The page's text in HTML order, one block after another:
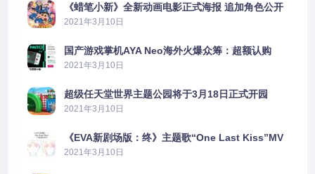
《蜡笔小新》全新动画电影正式海报 追加角色公开
2021年3月10日
国产游戏掌机AYA Neo海外火爆众筹：超额认购
2606%
2021年3月10日
超级任天堂世界主题公园将于3月18日正式开园
2021年3月10日
《EVA新剧场版：终》主题歌“One Last Kiss”MV
公布
2021年3月10日